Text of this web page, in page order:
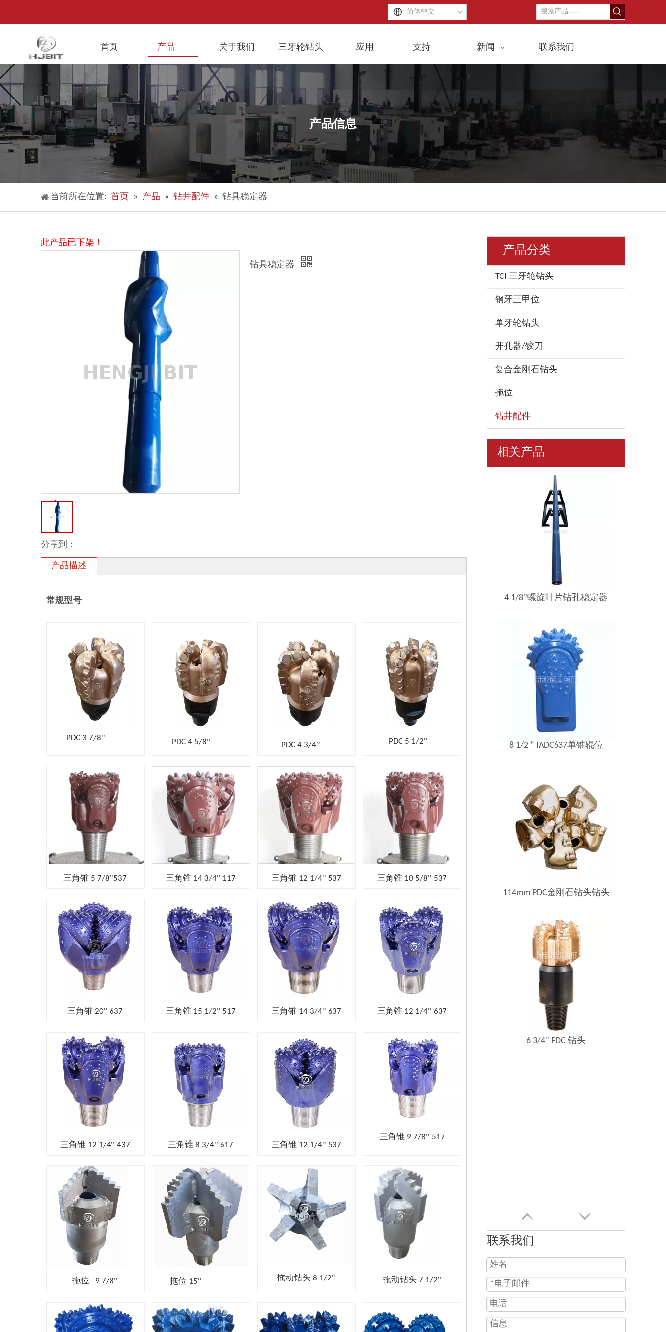
简体中文
首页 产品 关于我们 三牙轮钻头 应用 支持 新闻 联系我们
产品信息
当前所在位置: 首页 » 产品 » 钻井配件 » 钻具稳定器
此产品已下架！
分享到：
钻具稳定器
产品描述
常规型号
PDC 3 7/8'' PDC 4 5/8'' PDC 4 3/4'' PDC 5 1/2''
三角锥 5 7/8''537 三角锥 14 3/4'' 117 三角锥 12 1/4'' 537 三角锥 10 5/8'' 537
三角锥 20'' 637 三角锥 15 1/2'' 517 三角锥 14 3/4'' 637 三角锥 12 1/4'' 637
三角锥 12 1/4'' 437 三角锥 8 3/4'' 617 三角锥 12 1/4'' 537
三角锥 9 7/8'' 517
拖位 9 7/8'' 拖位 15'' 拖动钻头 8 1/2'' 拖动钻头 7 1/2''
产品分类
TCI 三牙轮钻头
钢牙三甲位
单牙轮钻头
开孔器/铰刀
复合金刚石钻头
拖位
钻井配件
相关产品
4 1/8''螺旋叶片钻孔稳定器
8 1/2 “ IADC637单锥辊位
114mm PDC金刚石钻头钻头
6 3/4'' PDC 钻头
联系我们